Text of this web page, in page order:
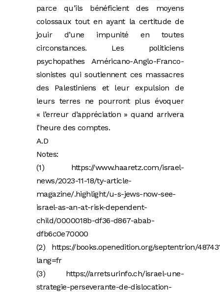
parce qu’ils bénéficient des moyens
colossaux tout en ayant la certitude de
jouir d’une impunité en toutes
circonstances. Les politiciens
psychopathes Américano-Anglo-Franco-
sionistes qui soutiennent ces massacres
des Palestiniens et leur expulsion de
leurs terres ne pourront plus évoquer
« l’erreur d’appréciation » quand arrivera
l’heure des comptes.
A.D
Notes:
(1) https://www.haaretz.com/israel-
news/2023-11-18/ty-article-
magazine/.highlight/u-s-jews-now-see-
israel-as-an-at-risk-dependent-
child/0000018b-df36-d867-abab-
dfb6c0e70000
(2) https://books.openedition.org/septentrion/
lang=fr
(3) https://arretsurinfo.ch/israel-une-
strategie-perseverante-de-dislocation-